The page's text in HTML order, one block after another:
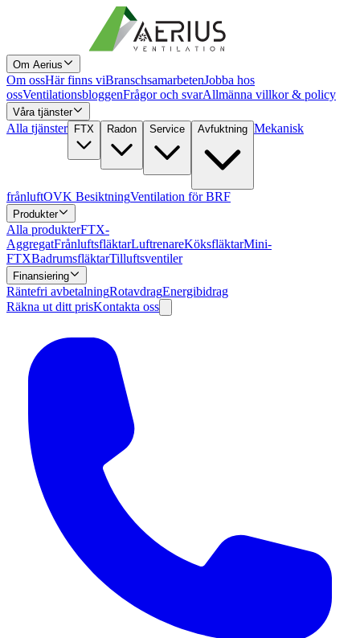
Om Aerius
Om ossHär finns viBranschsamarbetenJobba hos
ossVentilationsbloggenFrågor och svarAllmänna villkor & policy
Våra tjänster
Alla tjänster FTX Radon Service Avfuktning Mekanisk
frånluftOVK BesiktningVentilation för BRF
Produkter
Alla produkterFTX-
AggregatFrånluftsfläktarLuftrenareKöksfläktarMini-
FTXBadrumsfläktarTilluftsventiler
Finansiering
Räntefri avbetalningRotavdragEnergibidrag
Räkna ut ditt prisKontakta oss